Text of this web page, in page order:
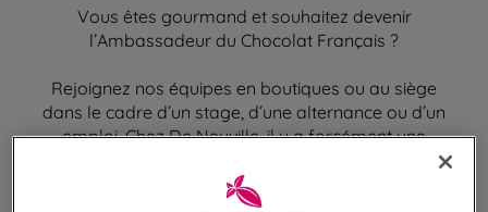
Vous êtes gourmand et souhaitez devenir
l’Ambassadeur du Chocolat Français ?
Rejoignez nos équipes en boutiques ou au siège
dans le cadre d’un stage, d’une alternance ou d’un
emploi. Chez De Neuville, il y a forcément une